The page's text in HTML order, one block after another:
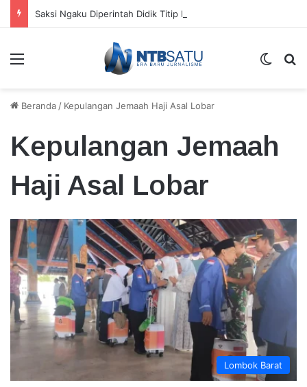
Menu
Beranda / Kepulangan Jemaah Haji Asal Lobar
Kepulangan Jemaah
Haji Asal Lobar
Lombok Barat